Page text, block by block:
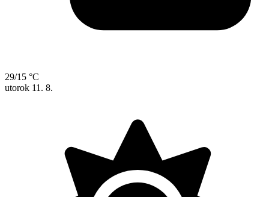
29/15 °C
utorok 11. 8.